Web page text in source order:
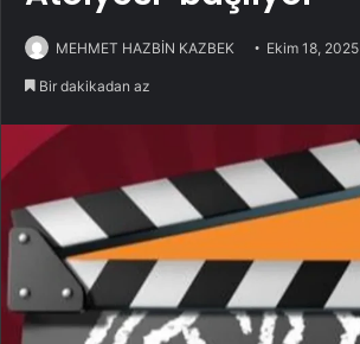
MEHMET HAZBİN KAZBEK Ekim 18, 2025
Bir dakikadan az